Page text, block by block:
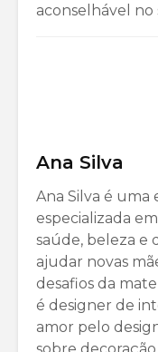
aconselhável no
Ana Silva
Ana Silva é
especializada
saúde, beleza e
ajudar novas
desafios da
é designer de
amor pelo